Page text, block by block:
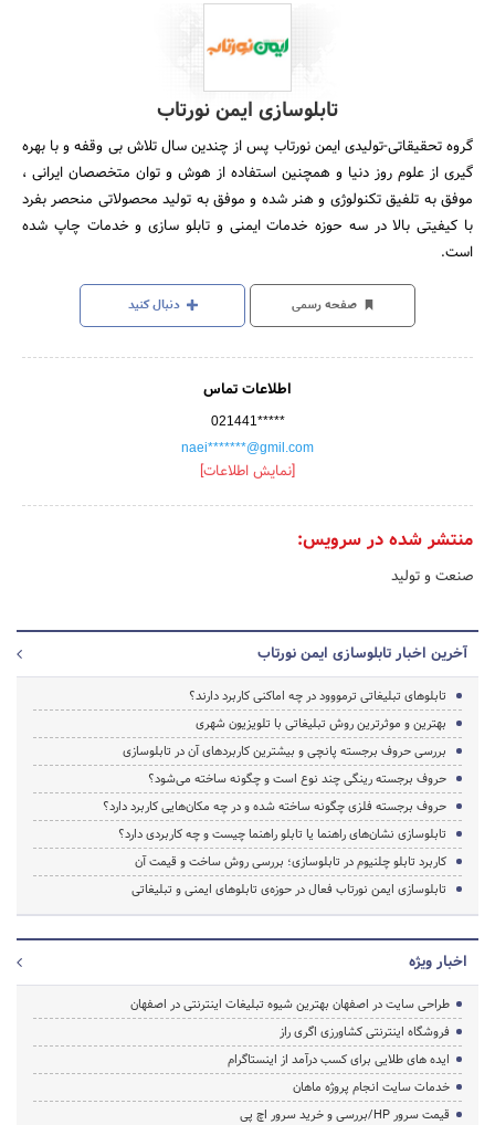
تابلوسازی ایمن نورتاب
گروه تحقیقاتی-تولیدی ایمن نورتاب پس از چندین سال تلاش بی وقفه و با بهره
گیری از علوم روز دنیا و همچنین استفاده از هوش و توان متخصصان ایرانی ،
موفق به تلفیق تکنولوژی و هنر شده و موفق به تولید محصولاتی منحصر بفرد
با کیفیتی بالا در سه حوزه خدمات ایمنی و تابلو سازی و خدمات چاپ شده
است.
صفحه رسمی دنبال کنید
اطلاعات تماس
021441*****
naei*******@gmil.com
[نمایش اطلاعات]
منتشر شده در سرویس:
صنعت و تولید
آخرین اخبار تابلوسازی ایمن نورتاب
تابلوهای تبلیغاتی ترمووود در چه اماکنی کاربرد دارند؟
بهترین و موثرترین روش تبلیغاتی با تلویزیون شهری
بررسی حروف برجسته پانچی و بیشترین کاربردهای آن در تابلوسازی
حروف برجسته رینگی چند نوع است و چگونه ساخته می‌شود؟
حروف برجسته فلزی چگونه ساخته شده و در چه مکان‌هایی کاربرد دارد؟
تابلوسازی نشان‌های راهنما یا تابلو راهنما چیست و چه کاربردی دارد؟
کاربرد تابلو چلنیوم در تابلوسازی؛ بررسی روش ساخت و قیمت آن
تابلوسازی ایمن نورتاب فعال در حوزه‌‌ی تابلوهای ایمنی و تبلیغاتی
اخبار ویژه
طراحی سایت در اصفهان بهترین شیوه تبلیغات اینترنتی در اصفهان
فروشگاه اینترنتی کشاورزی اگری راز
ایده های طلایی برای کسب درآمد از اینستاگرام
خدمات سایت انجام پروژه ماهان
قیمت سرور HP/بررسی و خرید سرور اچ پی